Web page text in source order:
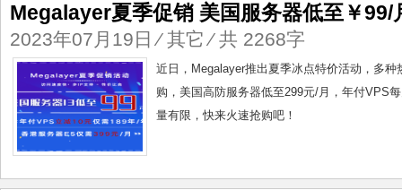
Megalayer夏季促销 美国服务器低至￥99/
2023年07月19日 ⁄其它⁄ 共 2268字
近日，Megalayer推出夏季冰点特价活动，多
购，美国高防服务器低至299元/月，年付VPS
量有限，快来火速抢购吧！